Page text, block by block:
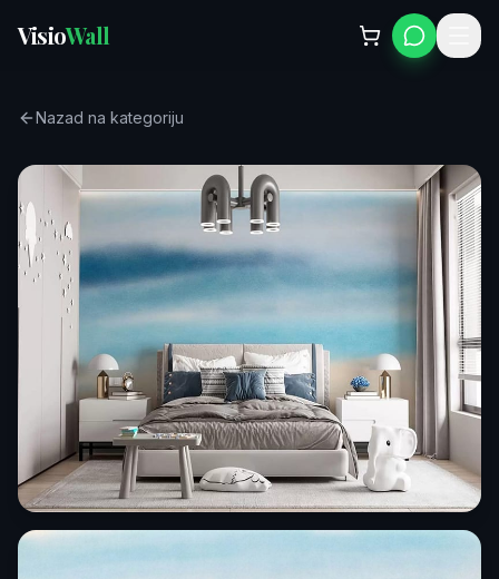
VisioWall
Nazad na kategoriju